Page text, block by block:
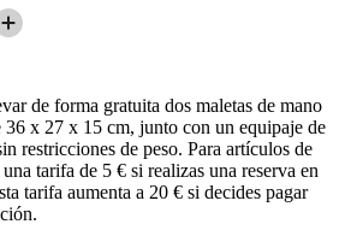
de forma gratuita dos maletas de mano
36 x 27 x 15 cm, junto con un equipaje de
restricciones de peso. Para artículos de
tarifa de 5 € si realizas una reserva en
tarifa aumenta a 20 € si decides pagar